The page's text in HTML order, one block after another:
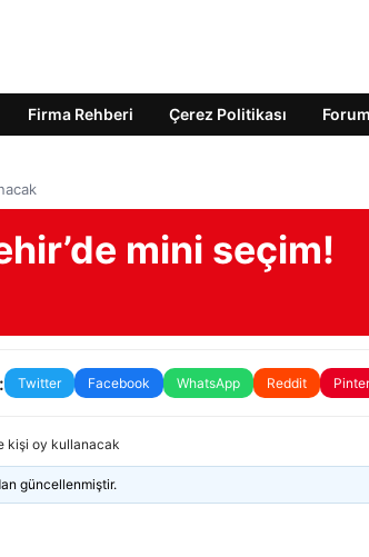
Firma Rehberi Çerez Politikası Forum
mini seçim!
Twitter Facebook WhatsApp Reddit
kişi oy kullanacak
güncellenmiştir.